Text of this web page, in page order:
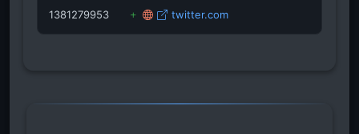
1381279953 twitter.com